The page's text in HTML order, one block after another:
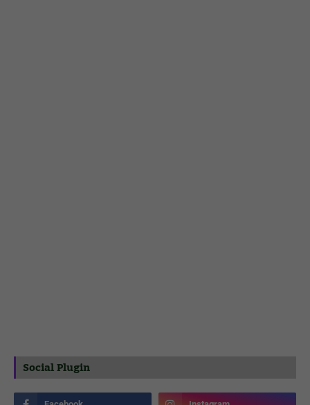
Social Plugin